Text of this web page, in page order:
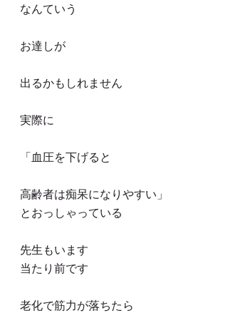
なんていう
お達しが
出るかもしれません
実際に
「血圧を下げると
高齢者は痴呆になりやすい」
とおっしゃっている
先生もいます
当たり前です
老化で筋力が落ちたら